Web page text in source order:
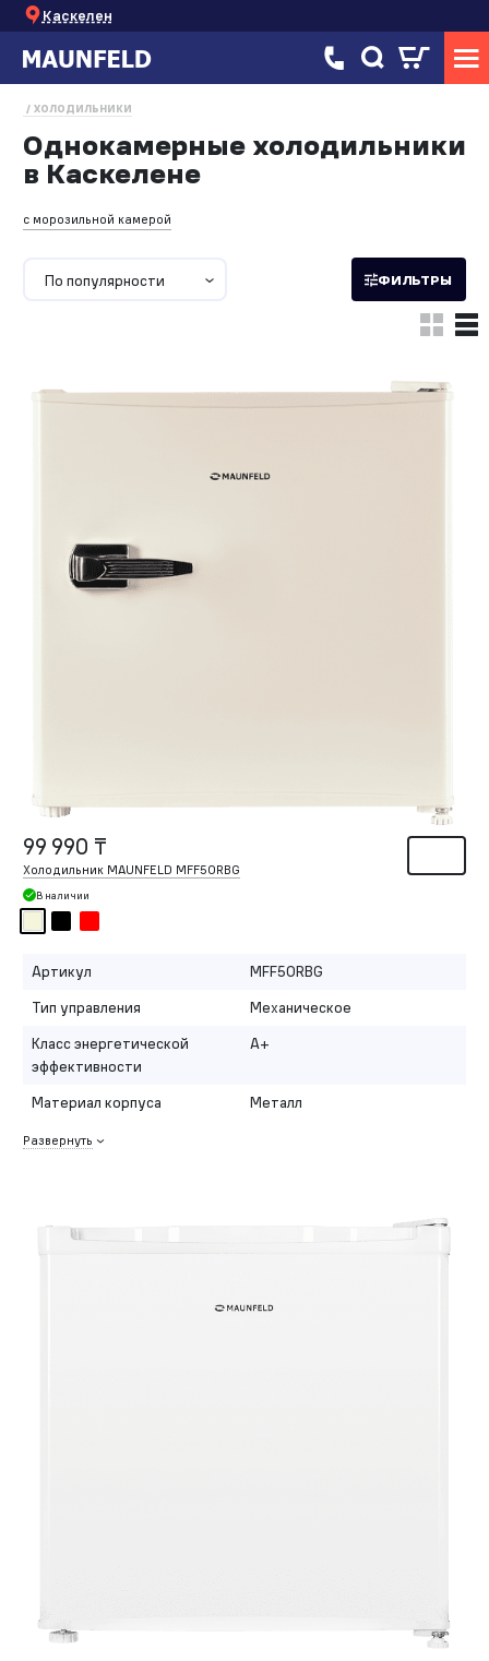
Каскелен
ХОЛОДИЛЬНИКИ
Однокамерные холодильники
в Каскелене
с морозильной камерой
По популярности ФИЛЬТРЫ
99 990 ₸
Холодильник MAUNFELD MFF50RBG
В наличии
Артикул
MFF50RBG
Тип управления
Механическое
Класс энергетической
эффективности
A+
Материал корпуса Металл
Развернуть